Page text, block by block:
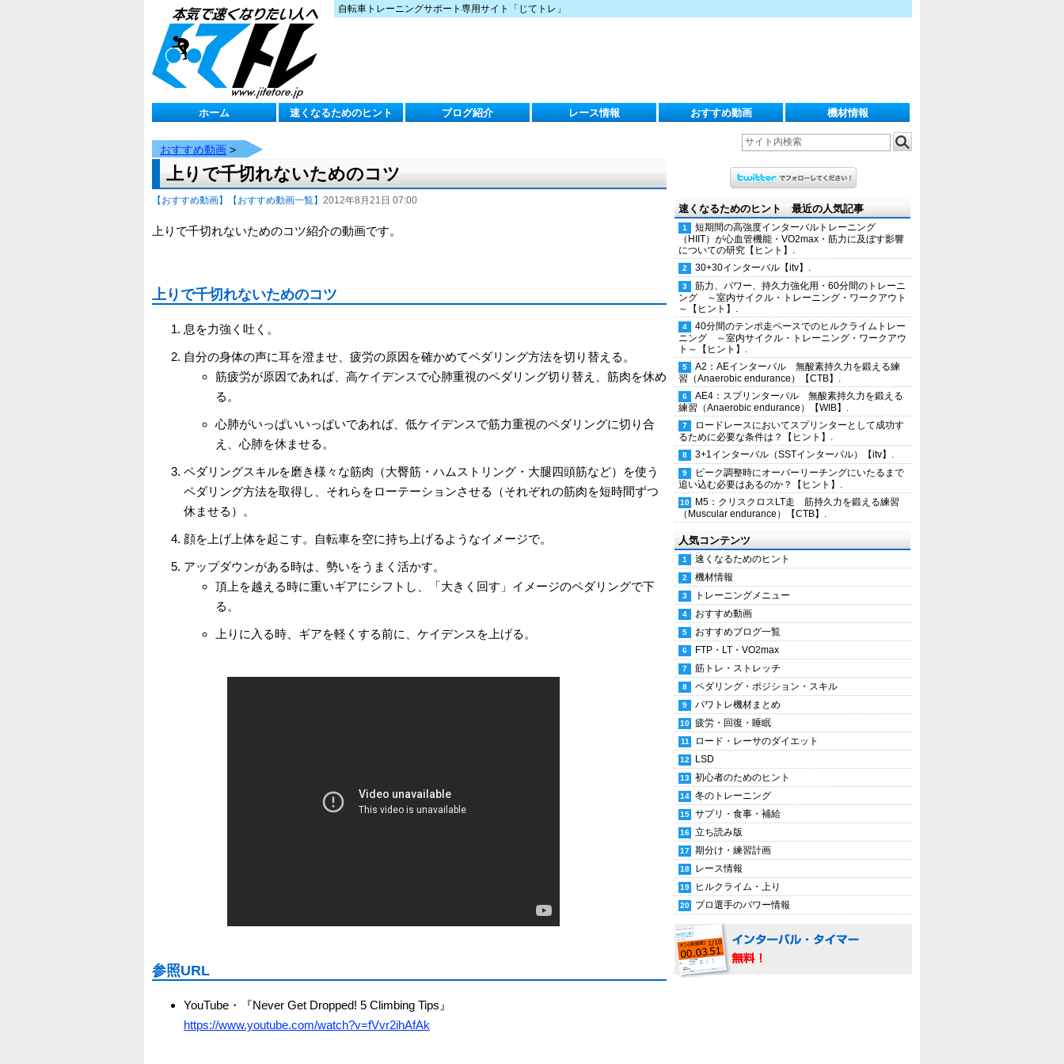
自転車トレーニングサポート専用サイト「じてトレ」
ホーム 速くなるためのヒント ブログ紹介 レース情報 おすすめ動画 機材情報
おすすめ動画 >
上りで千切れないためのコツ
【おすすめ動画】 【おすすめ動画一覧】 2012年8月21日 07:00
上りで千切れないためのコツ紹介の動画です。
上りで千切れないためのコツ
息を力強く吐く。
自分の身体の声に耳を澄ませ、疲労の原因を確かめてペダリング方法を切り替える。
筋疲労が原因であれば、高ケイデンスで心肺重視のペダリング切り替え、筋肉を休め
る。
心肺がいっぱいいっぱいであれば、低ケイデンスで筋力重視のペダリングに切り合
え、心肺を休ませる。
ペダリングスキルを磨き様々な筋肉（大臀筋・ハムストリング・大腿四頭筋など）を使う
ペダリング方法を取得し、それらをローテーションさせる（それぞれの筋肉を短時間ずつ
休ませる）。
顔を上げ上体を起こす。自転車を空に持ち上げるようなイメージで。
アップダウンがある時は、勢いをうまく活かす。
頂上を越える時に重いギアにシフトし、「大きく回す」イメージのペダリングで下
る。
上りに入る時、ギアを軽くする前に、ケイデンスを上げる。
参照URL
YouTube・『Never Get Dropped! 5 Climbing Tips』
https://www.youtube.com/watch?v=fVvr2ihAfAk
速くなるためのヒント 最近の人気記事
短期間の高強度インターバルトレーニング
（HIIT）が心血管機能・VO2max・筋力に及ぼす影響
についての研究【ヒント】.
30+30インターバル【itv】.
筋力、パワー、持久力強化用・60分間のトレーニ
ング ～室内サイクル・トレーニング・ワークアウト
～【ヒント】.
40分間のテンポ走ペースでのヒルクライムトレー
ニング ～室内サイクル・トレーニング・ワークアウ
ト～【ヒント】.
A2：AEインターバル 無酸素持久力を鍛える練
習（Anaerobic endurance）【CTB】.
AE4：スプリンターバル 無酸素持久力を鍛える
練習（Anaerobic endurance）【WIB】.
ロードレースにおいてスプリンターとして成功す
るために必要な条件は？【ヒント】.
3+1インターバル（SSTインターバル）【itv】.
ピーク調整時にオーバーリーチングにいたるまで
追い込む必要はあるのか？【ヒント】.
M5：クリスクロスLT走 筋持久力を鍛える練習
（Muscular endurance）【CTB】.
人気コンテンツ
速くなるためのヒント
機材情報
トレーニングメニュー
おすすめ動画
おすすめブログ一覧
FTP・LT・VO2max
筋トレ・ストレッチ
ペダリング・ポジション・スキル
パワトレ機材まとめ
疲労・回復・睡眠
ロード・レーサのダイエット
LSD
初心者のためのヒント
冬のトレーニング
サプリ・食事・補給
立ち読み版
期分け・練習計画
レース情報
ヒルクライム・上り
プロ選手のパワー情報